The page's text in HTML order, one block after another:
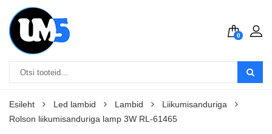
0
Esileht Led lambid Lambid
Liikumisanduriga
Rolson liikumisanduriga lamp 3W RL-61465